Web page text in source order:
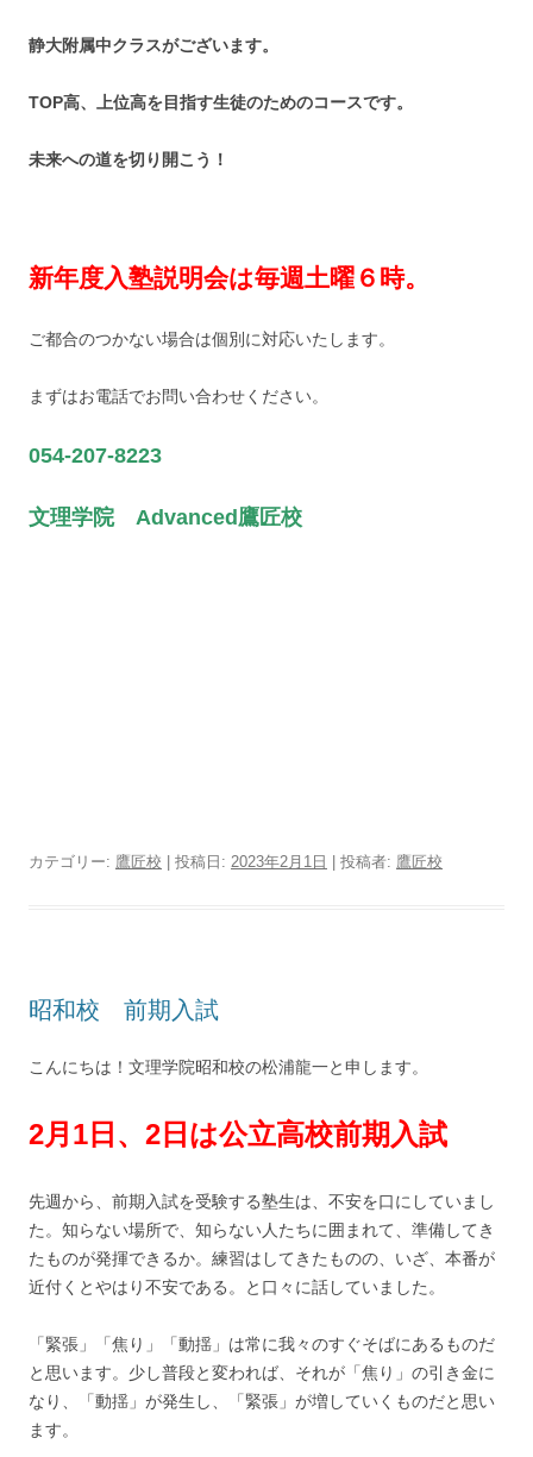
静大附属中クラスがございます。
TOP高、上位高を目指す生徒のためのコースです。
未来への道を切り開こう！
新年度入塾説明会は毎週土曜６時。
ご都合のつかない場合は個別に対応いたします。
まずはお電話でお問い合わせください。
054-207-8223
文理学院 Advanced鷹匠校
カテゴリー: 鷹匠校 | 投稿日: 2023年2月1日 投稿者: 鷹匠校
昭和校 前期入試
こんにちは！文理学院昭和校の松浦龍一と申します。
2月1日、2日は公立高校前期入試
先週から、前期入試を受験する塾生は、不安を口にしていまし
た。知らない場所で、知らない人たちに囲まれて、準備してき
たものが発揮できるか。練習はしてきたものの、いざ、本番が
近付くとやはり不安である。と口々に話していました。
「緊張」「焦り」「動揺」は常に我々のすぐそばにあるものだ
と思います。少し普段と変われば、それが「焦り」の引き金に
なり、「動揺」が発生し、「緊張」が増していくものだと思い
ます。